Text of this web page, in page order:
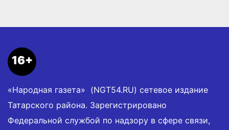
16+
«Народная газета» (NGT54.RU) сетевое издание
Татарского района. Зарегистрировано
Федеральной службой по надзору в сфере связи,